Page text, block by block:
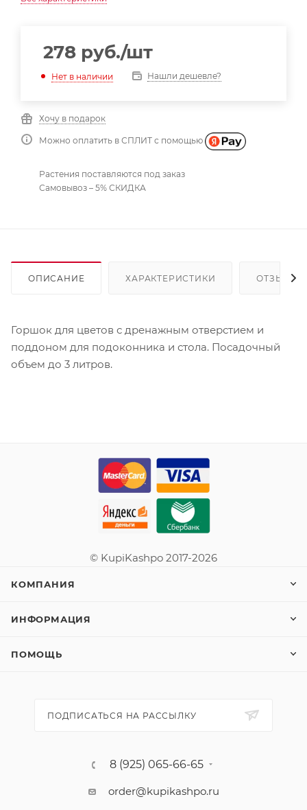
278 руб./шт
Нет в наличии Нашли дешевле?
Хочу в подарок
Можно оплатить в СПЛИТ с помощью
Растения поставляются под заказ
Самовывоз – 5% СКИДКА
ОПИСАНИЕ ХАРАКТЕРИСТИКИ ОТЗЫВЫ
Горшок для цветов с дренажным отверстием и
поддоном для подоконника и стола. Посадочный
объем до 3 литров.
© KupiKashpo 2017-2026
КОМПАНИЯ
ИНФОРМАЦИЯ
ПОМОЩЬ
ПОДПИСАТЬСЯ НА РАССЫЛКУ
8 (925) 065-66-65
order@kupikashpo.ru